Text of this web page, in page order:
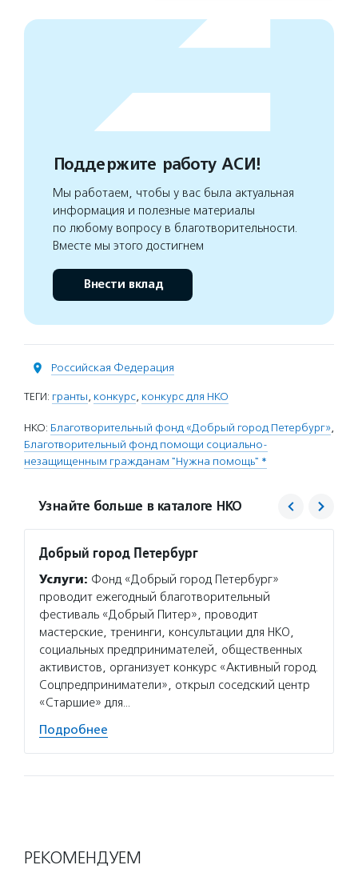
Поддержите работу АСИ!
Мы работаем, чтобы у вас была актуальная
информация и полезные материалы
по любому вопросу в благотворительности.
Вместе мы этого достигнем
Внести вклад
Российская Федерация
ТЕГИ: гранты, конкурс, конкурс для НКО
НКО: Благотворительный фонд «Добрый город Петербург»,
Благотворительный фонд помощи социально-
незащищенным гражданам "Нужна помощь" *
Узнайте больше в каталоге НКО
Добрый город Петербург
Услуги: Фонд «Добрый город Петербург»
проводит ежегодный благотворительный
фестиваль «Добрый Питер», проводит
мастерские, тренинги, консультации для НКО,
социальных предпринимателей, общественных
активистов, организует конкурс «Активный город.
Соцпредприниматели», открыл соседский центр
«Старшие» для…
Подробнее
РЕКОМЕНДУЕМ